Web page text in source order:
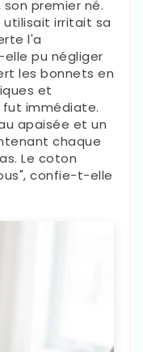
premier né.
utilisait irritait sa
l'a
pu négliger
les bonnets en
et
fut immédiate.
apaisée et un
chaque
Le coton
confie-t-elle